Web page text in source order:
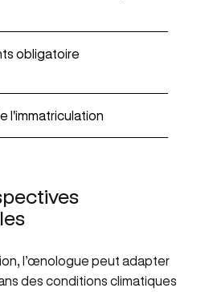
obligatoire
l'immatriculation
l’œnologue peut adapter
des conditions climatiques